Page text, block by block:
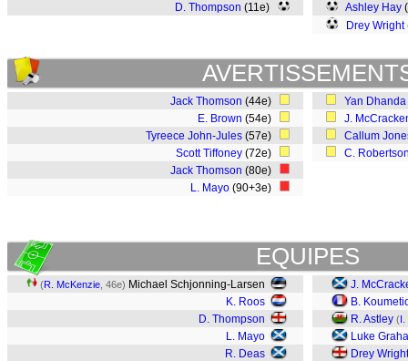
D. Thompson (11e) Ashley Hay
Drey Wright
Jack Thomson (44e)
E. Brown (54e)
Tyreece John-Jules (57e)
Scott Tiffoney (72e)
Jack Thomson (80e)
L. Mayo (90+3e)
Yan Dhanda
J.
Callum
C.
EQUIPES
(R. McKenzie , 46e) Michael Schjonning-Larsen
K. Roos
D. Thompson
L. Mayo
R. Deas
J.
B.
R. Astley (I.
Luke
Drey Wright